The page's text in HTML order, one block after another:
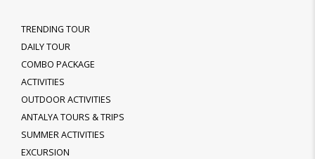
TRENDING TOUR
DAILY TOUR
COMBO PACKAGE
ACTIVITIES
OUTDOOR ACTIVITIES
ANTALYA TOURS & TRIPS
SUMMER ACTIVITIES
EXCURSION